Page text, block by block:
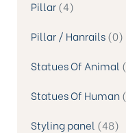
Pillar 4
Pillar / Hanrails 0
Statues Of Animal
Statues Of Human
Styling panel 48